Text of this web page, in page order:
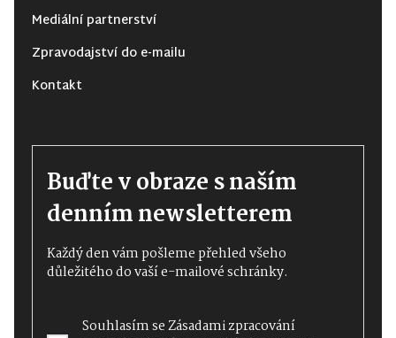
Mediální partnerství
Zpravodajství do e-mailu
Kontakt
Buďte v obraze s naším
denním newsletterem
Každý den vám pošleme přehled všeho
důležitého do vaší e-mailové schránky.
Souhlasím seZásadami zpracování